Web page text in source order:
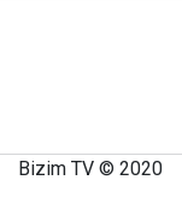
Bizim TV © 2020